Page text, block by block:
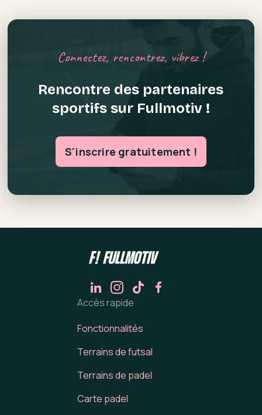
Connectez, rencontrez, vibrez !
Rencontre des partenaires
sportifs sur Fullmotiv !
S'inscrire gratuitement !
Accès rapide
Fonctionnalités
Terrains de futsal
Terrains de padel
Carte padel